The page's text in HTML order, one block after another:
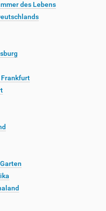
des Lebens
Frankfurt